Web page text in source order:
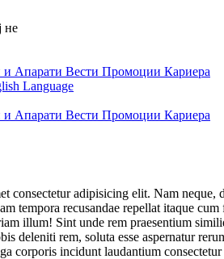
не
и Апарати Вести Промоции Кариера
Language
и Апарати Вести Промоции Кариера
consectetur adipisicing elit. Nam
tempora recusandae repellat itaque
illum! Sint unde rem praesentium
deleniti rem, soluta esse aspernatur
corporis incidunt laudantium